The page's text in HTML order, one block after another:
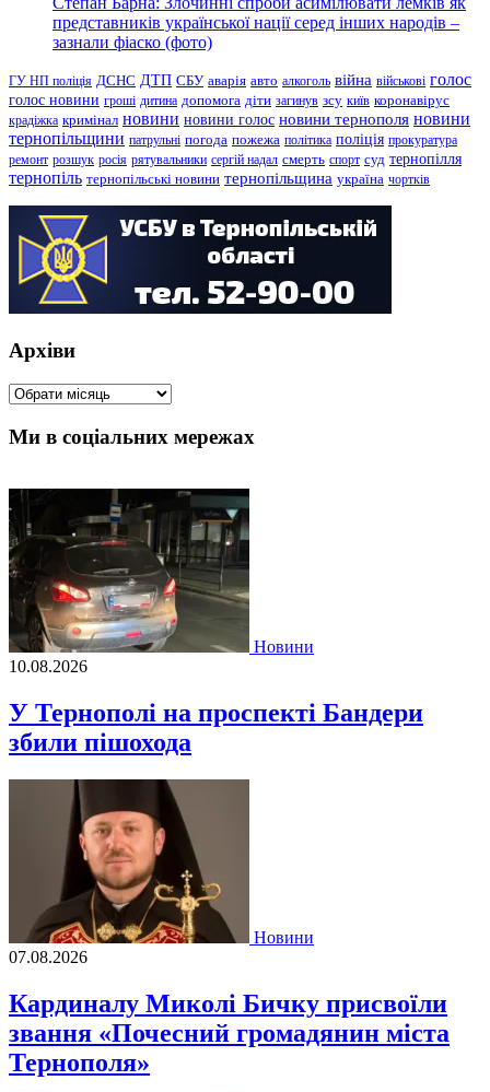
представників української нації серед інших народів –
зазнали фіаско (фото)
ГУ НП поліція ДСНС ДТП СБУ аварія авто алкоголь війна військові голос
голос новини гроші дитина допомога діти загинув зсу київ коронавірус
крадіжка кримінал новини новини голос новини тернополя новини
тернопільщини патрульні погода пожежа політика поліція прокуратура
ремонт розшук росія рятувальники сергій надал смерть спорт суд тернопілля
тернопіль тернопільські новини тернопільщина україна чортків
Архіви
Архіви
Ми в соціальних мережах
Новини
10.08.2026
У Тернополі на проспекті Бандери
збили пішохода
Новини
07.08.2026
Кардиналу Миколі Бичку присвоїли
звання «Почесний громадянин міста
Тернополя»